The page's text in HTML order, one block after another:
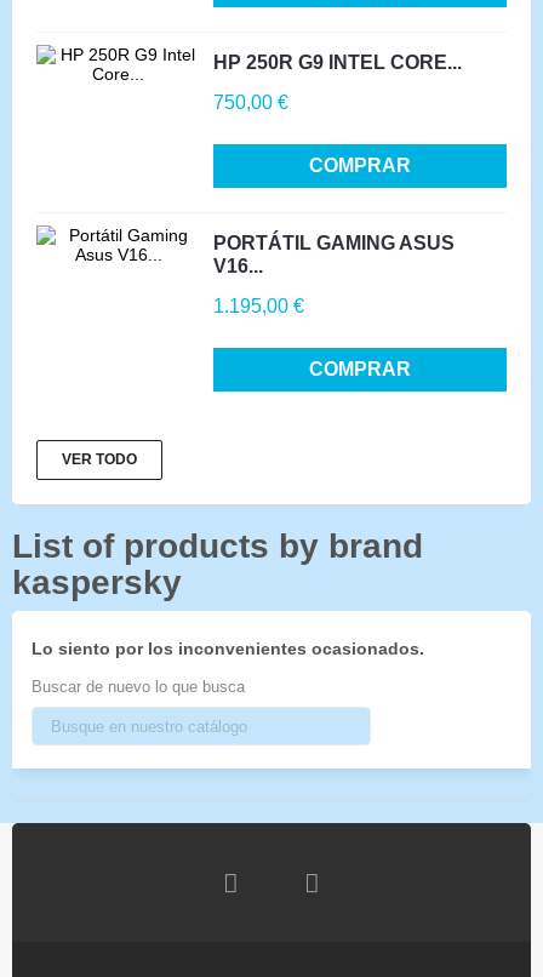
HP 250R G9 INTEL CORE...
Precio
750,00 €
COMPRAR
PORTÁTIL GAMING ASUS
V16...
Precio
1.195,00 €
COMPRAR
VER TODO
List of products by brand
kaspersky
Lo siento por los inconvenientes ocasionados.
Buscar de nuevo lo que busca